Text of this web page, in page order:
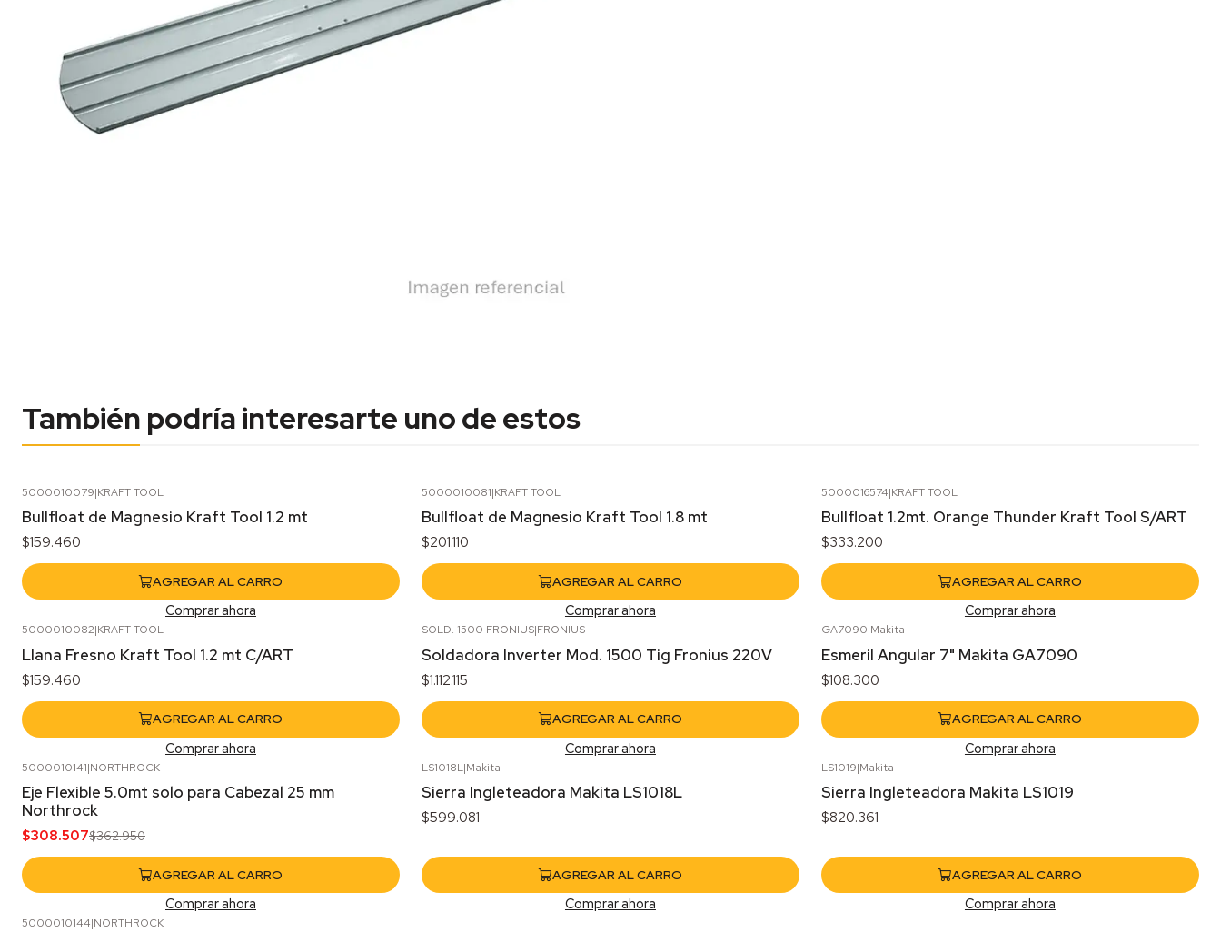
También podría interesarte uno de estos
5000010079|KRAFT TOOL
Bullfloat de Magnesio Kraft Tool 1.2 mt
$159.460
AGREGAR AL CARRO
Comprar ahora
5000010081|KRAFT TOOL
Bullfloat de Magnesio Kraft Tool 1.8 mt
$201.110
AGREGAR AL CARRO
Comprar ahora
5000016574|KRAFT TOOL
Bullfloat 1.2mt. Orange Thunder Kraft Tool S/ART
$333.200
AGREGAR AL CARRO
Comprar ahora
5000010082|KRAFT TOOL
Llana Fresno Kraft Tool 1.2 mt C/ART
$159.460
AGREGAR AL CARRO
Comprar ahora
SOLD. 1500 FRONIUS|FRONIUS
Soldadora Inverter Mod. 1500 Tig Fronius 220V
$1.112.115
AGREGAR AL CARRO
Comprar ahora
GA7090|Makita
Esmeril Angular 7" Makita GA7090
$108.300
AGREGAR AL CARRO
Comprar ahora
5000010141|NORTHROCK
Eje Flexible 5.0mt solo para Cabezal 25 mm
Northrock
$308.507$362.950
AGREGAR AL CARRO
Comprar ahora
LS1018L|Makita
Sierra Ingleteadora Makita LS1018L
$599.081
AGREGAR AL CARRO
Comprar ahora
LS1019|Makita
Sierra Ingleteadora Makita LS1019
$820.361
AGREGAR AL CARRO
Comprar ahora
5000010144|NORTHROCK